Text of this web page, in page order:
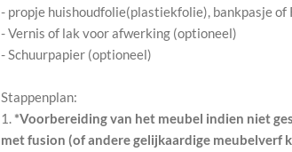
- propje huishoudfolie(plastiekfolie), bankpasje of
- Vernis of lak voor afwerking (optioneel)
- Schuurpapier (optioneel)
Stappenplan:
1.*Voorbereiding van het meubel indien niet
met fusion (of andere gelijkaardige meubelverf